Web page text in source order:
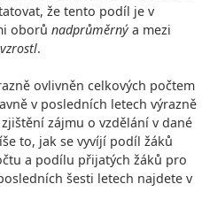
že tento podíl je v
oborů nadprůměrnýa mezi
.
ovlivněn celkových počtem
v posledních letech výrazně
zájmu o vzdělání v dané
to, jak se vyvíjí podíl žáků
a podílu přijatých žáků pro
šesti letech najdete v